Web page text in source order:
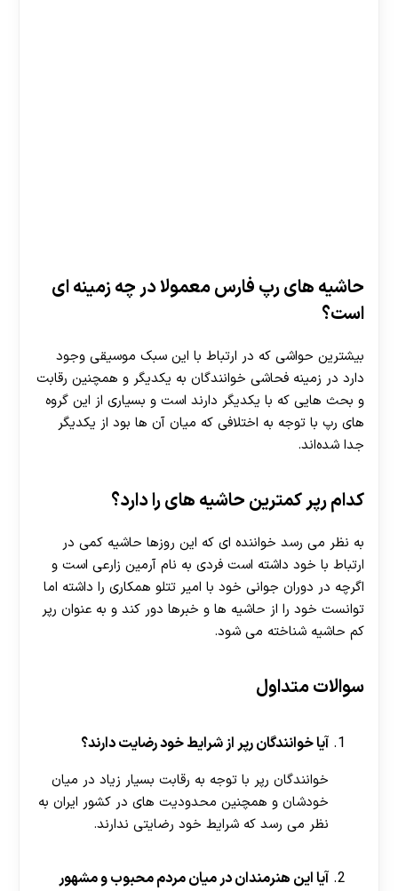
حاشیه های رپ فارس معمولا در چه زمینه ای
است؟
بیشترین حواشی که در ارتباط با این سبک موسیقی وجود
دارد در زمینه فحاشی خوانندگان به یکدیگر و همچنین رقابت
و بحث هایی که با یکدیگر دارند است و بسیاری از این گروه‌
های رپ با توجه به اختلافی که میان آن ها بود از یکدیگر
جدا شده‌اند.
کدام رپر کمترین حاشیه های را دارد؟
به نظر می رسد خواننده ای که این روزها حاشیه کمی در
ارتباط با خود داشته است فردی به نام آرمین زارعی است و
اگرچه در دوران جوانی خود با امیر تتلو همکاری را داشته اما
توانست خود را از حاشیه ها و خبرها دور کند و به عنوان رپر
کم حاشیه شناخته می شود.
سوالات متداول
آیا خوانندگان رپر از شرایط خود رضایت دارند؟
خوانندگان رپر با توجه به رقابت بسیار زیاد در میان
خودشان و همچنین محدودیت‌ های در کشور ایران به
نظر می‌ رسد که شرایط خود رضایتی ندارند.
آیا این هنرمندان در میان مردم محبوب و مشهور